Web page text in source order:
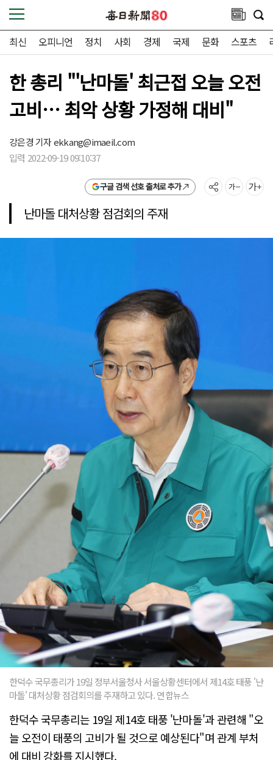
최신 오피니언 정치 사회 경제 국제 문화 스포츠
한 총리 "'난마돌' 최근접 오늘 오전
고비… 최악 상황 가정해 대비"
강은경 기자ekkang@imaeil.com
입력 2022-09-19 09:10:37
구글 검색 선호 출처로 추가
난마돌 대처상황 점검회의 주재
한덕수 국무총리가 19일 정부서울청사 서울상황센터에서 제14호 태풍 '난
마돌' 대처상황 점검회의를 주재하고 있다. 연합뉴스
한덕수 국무총리는 19일 제14호 태풍 '난마돌'과 관련해 "오
늘 오전이 태풍의 고비가 될 것으로 예상된다"며 관계 부처
에 대비 강화를 지시했다.